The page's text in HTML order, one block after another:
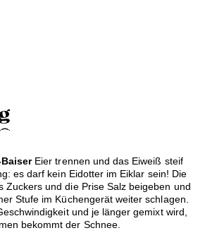
Eier trennen und das Eiweiß steif
es darf kein Eidotter im Eiklar sein! Die
Zuckers und die Prise Salz beigeben und
Stufe im Küchengerät weiter schlagen.
und je länger gemixt wird,
bekommt der Schnee.